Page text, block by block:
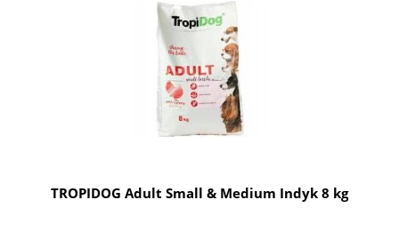
TROPIDOG Adult Small & Medium Indyk 8 kg